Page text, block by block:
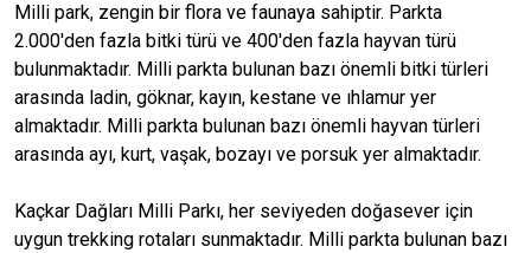
Milli park, zengin bir flora ve faunaya sahiptir. Parkta
2.000'den fazla bitki türü ve 400'den fazla hayvan türü
bulunmaktadır. Milli parkta bulunan bazı önemli bitki türleri
arasında ladin, göknar, kayın, kestane ve ıhlamur yer
almaktadır. Milli parkta bulunan bazı önemli hayvan türleri
arasında ayı, kurt, vaşak, bozayı ve porsuk yer almaktadır.
Kaçkar Dağları Milli Parkı, her seviyeden doğasever için
uygun trekking rotaları sunmaktadır. Milli parkta bulunan bazı